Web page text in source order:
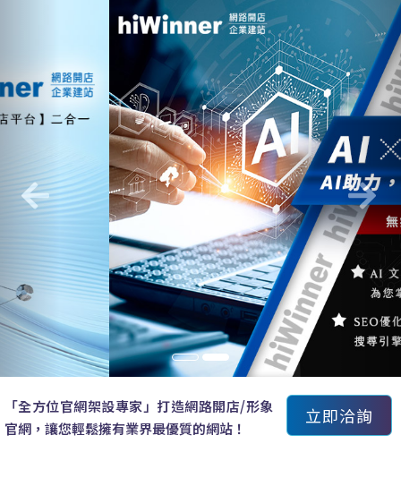
「全方位官網架設專家」打造網路開店/形象
官網，讓您輕鬆擁有業界最優質的網站！
立即洽詢